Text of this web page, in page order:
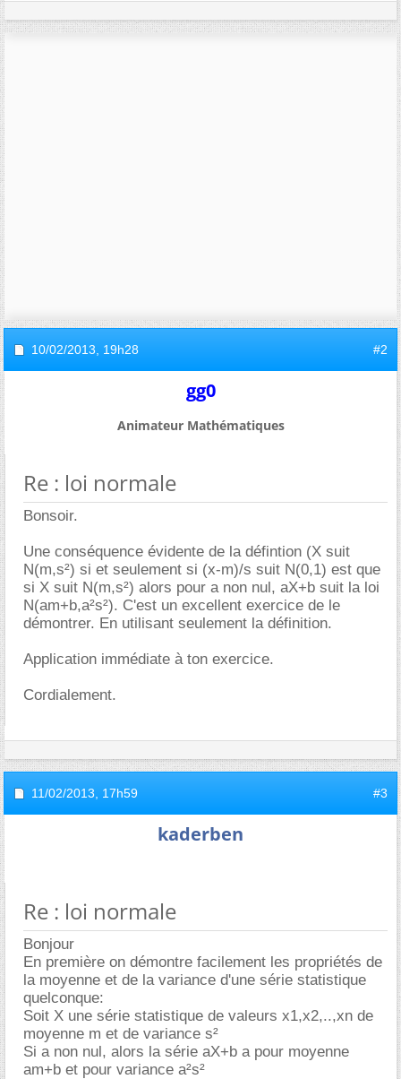
10/02/2013, 19h28 #2
gg0
Animateur Mathématiques
Re : loi normale
Bonsoir.
Une conséquence évidente de la défintion (X suit
N(m,s²) si et seulement si (x-m)/s suit N(0,1) est que
si X suit N(m,s²) alors pour a non nul, aX+b suit la loi
N(am+b,a²s²). C'est un excellent exercice de le
démontrer. En utilisant seulement la définition.
Application immédiate à ton exercice.
Cordialement.
11/02/2013, 17h59 #3
kaderben
Re : loi normale
Bonjour
En première on démontre facilement les propriétés de
la moyenne et de la variance d'une série statistique
quelconque:
Soit X une série statistique de valeurs x1,x2,..,xn de
moyenne m et de variance s²
Si a non nul, alors la série aX+b a pour moyenne
am+b et pour variance a²s²